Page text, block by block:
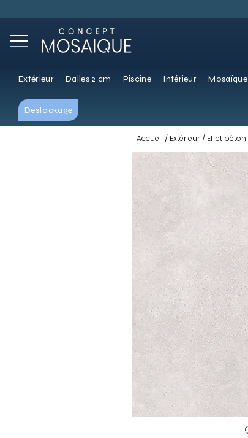
Extérieur Dalles 2 cm Piscine Intérieur Mosaïque
Destockage
Accueil Extérieur Effet béton